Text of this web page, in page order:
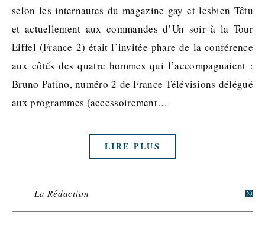
selon les internautes du magazine gay et lesbien Têtu
et actuellement aux commandes d’Un soir à la Tour
Eiffel (France 2) était l’invitée phare de la conférence
aux côtés des quatre hommes qui l’accompagnaient :
Bruno Patino, numéro 2 de France Télévisions délégué
aux programmes (accessoirement…
LIRE PLUS
La Rédaction